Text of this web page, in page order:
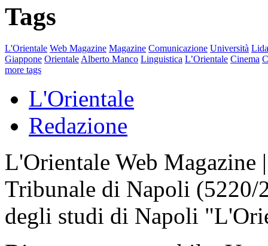
Tags
L'Orientale Web Magazine Magazine Comunicazione Università
Giappone Orientale Alberto Manco Linguistica L’Orientale Cinema
more tags
L'Orientale
Redazione
L'Orientale Web Magazine
Tribunale di Napoli
degli studi di Napoli